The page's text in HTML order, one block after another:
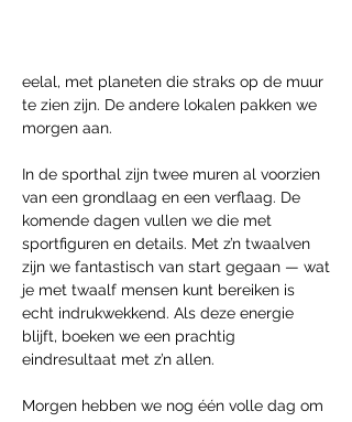
eelal, met planeten die straks op de muur
te zien zijn. De andere lokalen pakken we
morgen aan.
In de sporthal zijn twee muren al voorzien
van een grondlaag en een verflaag. De
komende dagen vullen we die met
sportfiguren en details. Met z’n twaalven
zijn we fantastisch van start gegaan — wat
je met twaalf mensen kunt bereiken is
echt indrukwekkend. Als deze energie
blijft, boeken we een prachtig
eindresultaat met z’n allen.
Morgen hebben we nog één volle dag om